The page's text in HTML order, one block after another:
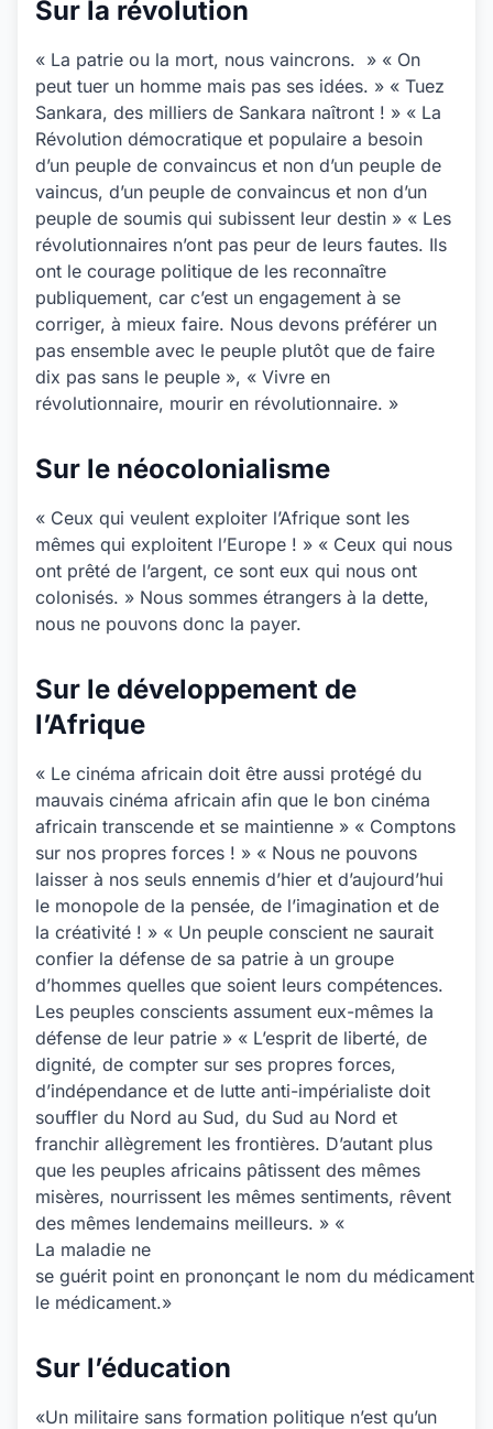
Sur la révolution
« La patrie ou la mort, nous vaincrons. » « On
peut tuer un homme mais pas ses idées. » « Tuez
Sankara, des milliers de Sankara naîtront ! » « La
Révolution démocratique et populaire a besoin
d’un peuple de convaincus et non d’un peuple de
vaincus, d’un peuple de convaincus et non d’un
peuple de soumis qui subissent leur destin » « Les
révolutionnaires n’ont pas peur de leurs fautes. Ils
ont le courage politique de les reconnaître
publiquement, car c’est un engagement à se
corriger, à mieux faire. Nous devons préférer un
pas ensemble avec le peuple plutôt que de faire
dix pas sans le peuple », « Vivre en
révolutionnaire, mourir en révolutionnaire. »
Sur le néocolonialisme
« Ceux qui veulent exploiter l’Afrique sont les
mêmes qui exploitent l’Europe ! » « Ceux qui nous
ont prêté de l’argent, ce sont eux qui nous ont
colonisés. » Nous sommes étrangers à la dette,
nous ne pouvons donc la payer.
Sur le développement de
l’Afrique
« Le cinéma africain doit être aussi protégé du
mauvais cinéma africain afin que le bon cinéma
africain transcende et se maintienne » « Comptons
sur nos propres forces ! » « Nous ne pouvons
laisser à nos seuls ennemis d’hier et d’aujourd’hui
le monopole de la pensée, de l’imagination et de
la créativité ! » « Un peuple conscient ne saurait
confier la défense de sa patrie à un groupe
d’hommes quelles que soient leurs compétences.
Les peuples conscients assument eux-mêmes la
défense de leur patrie » « L’esprit de liberté, de
dignité, de compter sur ses propres forces,
d’indépendance et de lutte anti-impérialiste doit
souffler du Nord au Sud, du Sud au Nord et
franchir allègrement les frontières. D’autant plus
que les peuples africains pâtissent des mêmes
misères, nourrissent les mêmes sentiments, rêvent
des mêmes lendemains meilleurs. » «
La maladie ne
se guérit point en prononçant le nom du médicament,
le médicament.»
Sur l’éducation
«Un militaire sans formation politique n’est qu’un